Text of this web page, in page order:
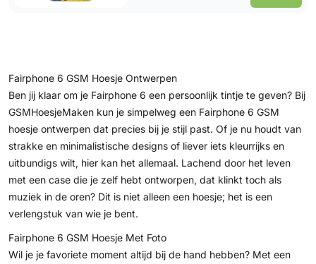
Fairphone 6 GSM Hoesje Ontwerpen
Ben jij klaar om je Fairphone 6 een persoonlijk tintje te geven? Bij
GSMHoesjeMaken kun je simpelweg een Fairphone 6 GSM
hoesje ontwerpen dat precies bij je stijl past. Of je nu houdt van
strakke en minimalistische designs of liever iets kleurrijks en
uitbundigs wilt, hier kan het allemaal. Lachend door het leven
met een case die je zelf hebt ontworpen, dat klinkt toch als
muziek in de oren? Dit is niet alleen een hoesje; het is een
verlengstuk van wie je bent.
Fairphone 6 GSM Hoesje Met Foto
Wil je je favoriete moment altijd bij de hand hebben? Met een